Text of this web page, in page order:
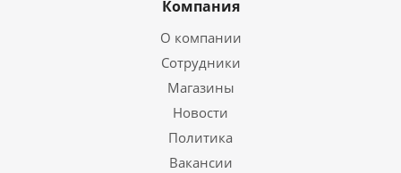
Компания
О компании
Сотрудники
Магазины
Новости
Политика
Вакансии